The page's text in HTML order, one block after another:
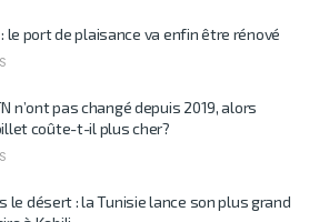
: le port de plaisance va enfin être rénové
n’ont pas changé depuis 2019, alors
coûte-t-il plus cher?
le désert : la Tunisie lance son plus grand